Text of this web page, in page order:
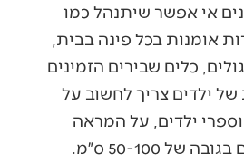
אי אפשר שיתנהל כמו
אומנות בכל פינה בבית,
כלים שבירים הזמינים
של ילדים צריך לחשוב על
ילדים, על המראה
הנשקף מבעד עיניהם בגובה של 50-100 ס״מ.